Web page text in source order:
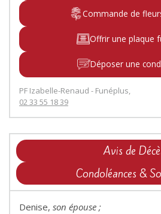
Commande de
Offrir une plaque
Déposer une
PF Izabelle-Renaud - Funéplus,
02 33 55 18 39
Avis de
Condoléances &
Denise, son épouse ;